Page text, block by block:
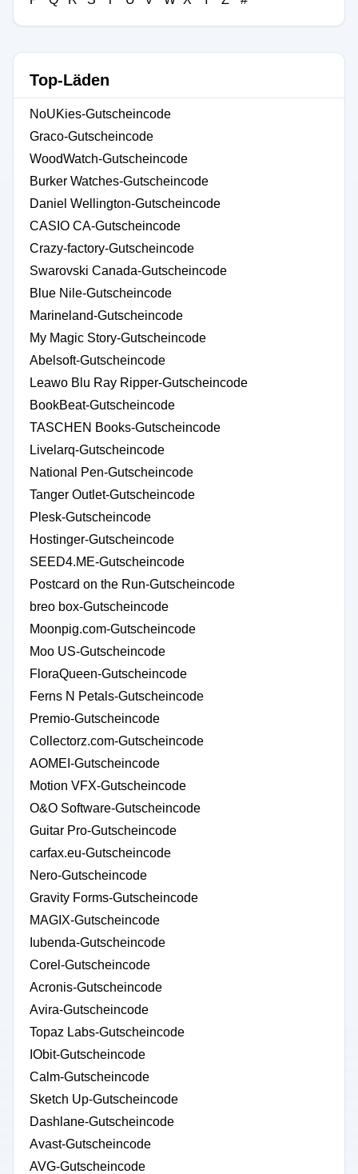
Top-Läden
NoUKies-Gutscheincode
Graco-Gutscheincode
WoodWatch-Gutscheincode
Burker Watches-Gutscheincode
Daniel Wellington-Gutscheincode
CASIO CA-Gutscheincode
Crazy-factory-Gutscheincode
Swarovski Canada-Gutscheincode
Blue Nile-Gutscheincode
Marineland-Gutscheincode
My Magic Story-Gutscheincode
Abelsoft-Gutscheincode
Leawo Blu Ray Ripper-Gutscheincode
BookBeat-Gutscheincode
TASCHEN Books-Gutscheincode
Livelarq-Gutscheincode
National Pen-Gutscheincode
Tanger Outlet-Gutscheincode
Plesk-Gutscheincode
Hostinger-Gutscheincode
SEED4.ME-Gutscheincode
Postcard on the Run-Gutscheincode
breo box-Gutscheincode
Moonpig.com-Gutscheincode
Moo US-Gutscheincode
FloraQueen-Gutscheincode
Ferns N Petals-Gutscheincode
Premio-Gutscheincode
Collectorz.com-Gutscheincode
AOMEI-Gutscheincode
Motion VFX-Gutscheincode
O&O Software-Gutscheincode
Guitar Pro-Gutscheincode
carfax.eu-Gutscheincode
Nero-Gutscheincode
Gravity Forms-Gutscheincode
MAGIX-Gutscheincode
Iubenda-Gutscheincode
Corel-Gutscheincode
Acronis-Gutscheincode
Avira-Gutscheincode
Topaz Labs-Gutscheincode
IObit-Gutscheincode
Calm-Gutscheincode
Sketch Up-Gutscheincode
Dashlane-Gutscheincode
Avast-Gutscheincode
AVG-Gutscheincode